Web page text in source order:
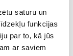
saturu un
funkcijas
par to, kā jūs
ar saviem